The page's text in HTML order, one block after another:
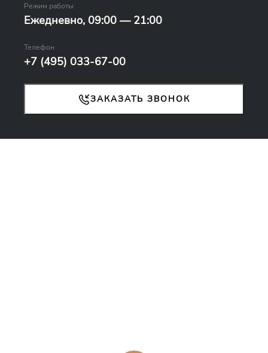
Режим работы
Ежедневно, 09:00 — 21:00
Телефон
+7 (495) 033-67-00
ЗАКАЗАТЬ ЗВОНОК